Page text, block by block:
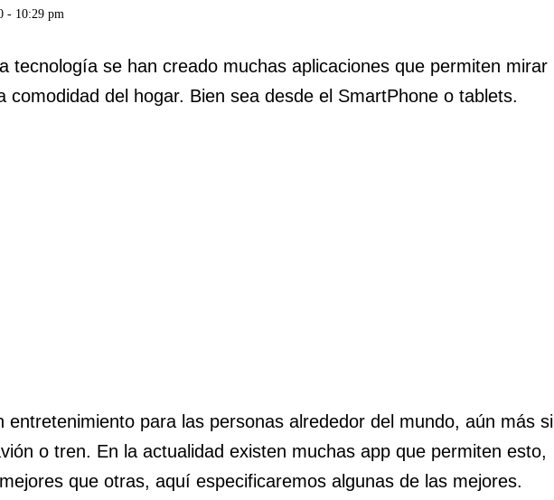
- 10:29 pm
tecnología se han creado muchas aplicaciones que permiten mirar
comodidad del hogar. Bien sea desde el SmartPhone o tablets.
entretenimiento para las personas alrededor del mundo, aún más si
o tren. En la actualidad existen muchas app que permiten esto,
que otras, aquí especificaremos algunas de las mejores.